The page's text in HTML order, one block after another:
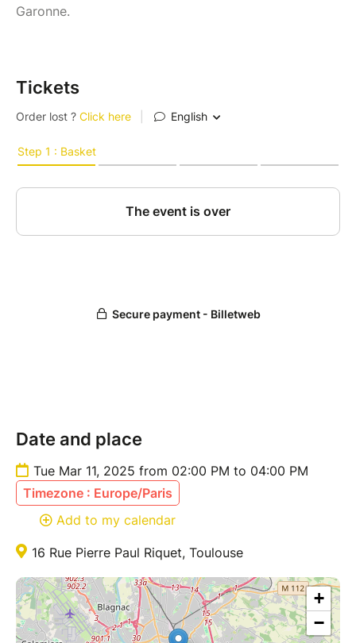
Garonne.
Tickets
Date and place
Tue Mar 11, 2025 from 02:00 PM to 04:00 PM
Timezone : Europe/Paris
Add to my calendar
16 Rue Pierre Paul Riquet, Toulouse
+
−